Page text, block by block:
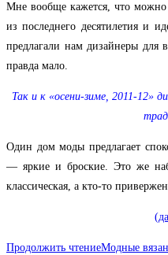
Мне вообще кажется, что
из последнего десятилетия и
предлагали нам дизайнеры для
правда мало.
Так и к «осени-зиме, 2011-12»
Один дом моды предлагает
— яркие и броские. Это же
классическая, а кто-то
Продолжить чтениеМодные